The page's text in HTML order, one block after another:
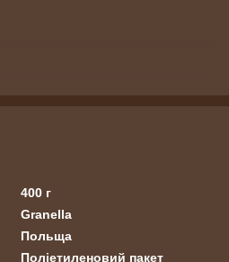
400 г
Granella
Польща
Поліетиленовий пакет